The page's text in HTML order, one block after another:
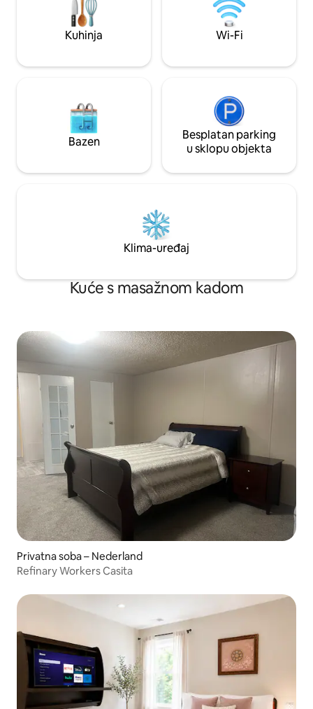
idealno mjesto za odmor na obali jezera,
gdje se svaki dan osjećate kao na
rublja te
kupaonice.
Kuhinja Wi-Fi
Bazen
Besplatan parking
u sklopu objekta
Klima-uređaj
Kuće s masažnom kadom
Privatna soba – Nederland
Refinary Workers Casita